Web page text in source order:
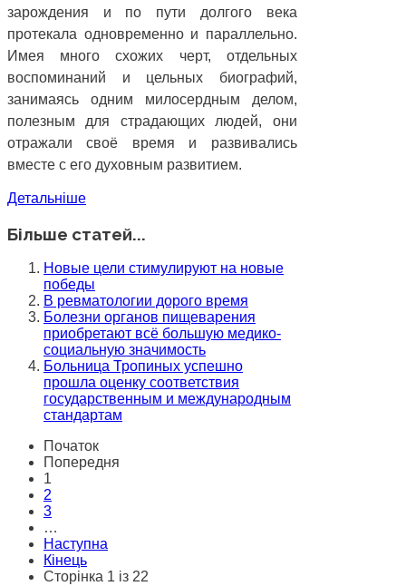
зарождения и по пути долгого века
протекала одновременно и параллельно.
Имея много схожих черт, отдельных
воспоминаний и цельных биографий,
занимаясь одним милосердным делом,
полезным для страдающих людей, они
отражали своё время и развивались
вместе с его духовным развитием.
Детальніше
Більше статей...
Новые цели стимулируют на новые
победы
В ревматологии дорого время
Болезни органов пищеварения
приобретают всё большую медико-
социальную значимость
Больница Тропиных успешно
прошла оценку соответствия
государственным и международным
стандартам
Початок
Попередня
1
2
3
…
Наступна
Кінець
Сторінка 1 із 22